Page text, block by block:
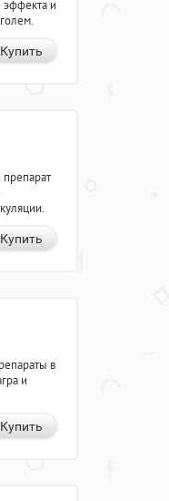
эффекта и
Купить
Купить
в
и
Купить